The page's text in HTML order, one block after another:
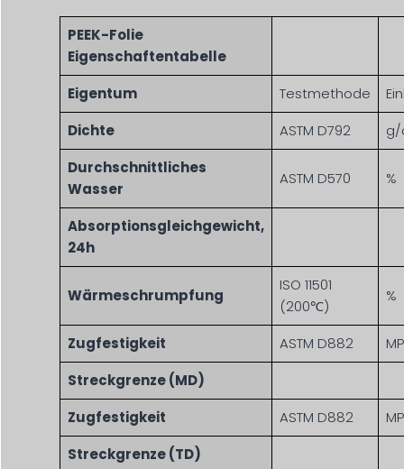
PEEK-Folie
Eigenschaftentabelle
Eigentum
Testmethode
Dichte
ASTM D792
g/
Durchschnittliches
Wasser
ASTM D570 %
Absorptionsgleichgewicht,
24h
Wärmeschrumpfung
ISO 11501
(200℃)
%
Zugfestigkeit ASTM D882
Streckgrenze (MD)
Zugfestigkeit
ASTM D882
Streckgrenze (TD)